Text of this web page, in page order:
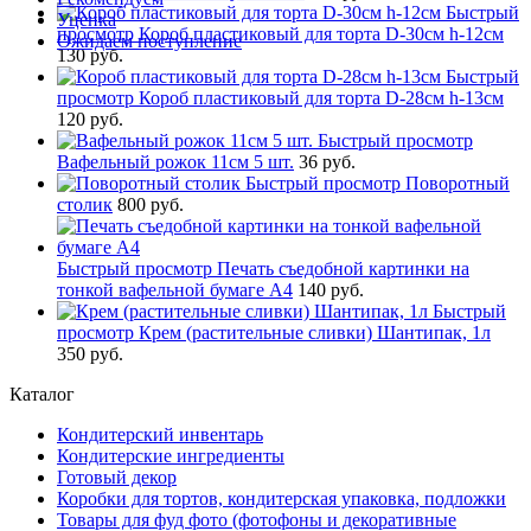
Уценка
Ожидаем поступление
Быстрый
просмотр Короб пластиковый для торта D-30см h-12см
130 руб.
Быстрый
просмотр Короб пластиковый для торта D-28см h-13см
120 руб.
Быстрый просмотр
Вафельный рожок 11см 5 шт. 36 руб.
Быстрый просмотр Поворотный
столик 800 руб.
Быстрый просмотр Печать съедобной картинки на
тонкой вафельной бумаге А4 140 руб.
Быстрый
просмотр Крем (растительные сливки) Шантипак, 1л
350 руб.
Каталог
Кондитерский инвентарь
Кондитерские ингредиенты
Готовый декор
Коробки для тортов, кондитерская упаковка, подложки
Товары для фуд фото (фотофоны и декоративные